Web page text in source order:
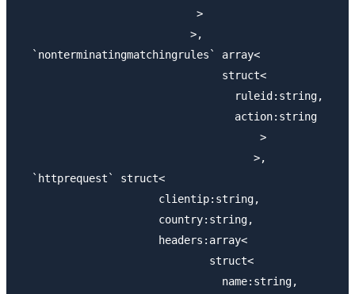
                            >
                           >,
  `nonterminatingmatchingrules` array<
                                struct<
                                  ruleid:string,
                                  action:string
                                      >
                                     >,
  `httprequest` struct<
                      clientip:string,
                      country:string,
                      headers:array<
                              struct<
                                name:string,